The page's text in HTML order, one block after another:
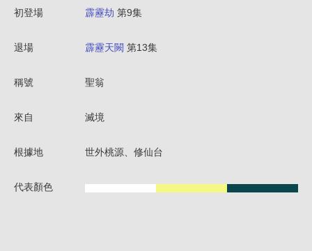
初登場 霹靂劫 第9集
退場 霹靂天闕 第13集
稱號 聖翁
來自 滅境
根據地 世外桃源、修仙台
代表顏色